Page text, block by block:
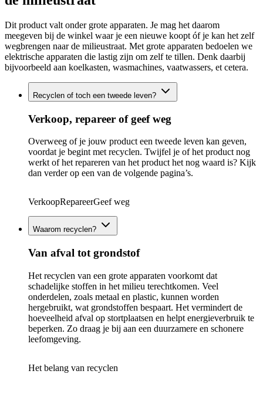
Dit product valt onder grote apparaten. Je mag het daarom
meegeven bij de winkel waar je een nieuwe koopt óf je kan het zelf
wegbrengen naar de milieustraat. Met grote apparaten bedoelen we
elektrische apparaten die lastig zijn om zelf te tillen. Denk daarbij
bijvoorbeeld aan koelkasten, wasmachines, vaatwassers, et cetera.
Recyclen of toch een tweede leven?
Verkoop, repareer of geef weg
Overweeg of je jouw product een tweede leven kan geven,
voordat je begint met recyclen. Twijfel je of het product nog
werkt of het repareren van het product het nog waard is? Kijk
dan verder op een van de volgende pagina’s.
VerkoopRepareerGeef weg
Waarom recyclen?
Van afval tot grondstof
Het recyclen van een grote apparaten voorkomt dat
schadelijke stoffen in het milieu terechtkomen. Veel
onderdelen, zoals metaal en plastic, kunnen worden
hergebruikt, wat grondstoffen bespaart. Het vermindert de
hoeveelheid afval op stortplaatsen en helpt energieverbruik te
beperken. Zo draag je bij aan een duurzamere en schonere
leefomgeving.
Het belang van recyclen